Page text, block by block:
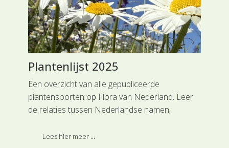
Plantenlijst 2025
Een overzicht van alle gepubliceerde
plantensoorten op Flora van Nederland. Leer
de relaties tussen Nederlandse namen,
Hoofdgroepen.
Lees hier meer ...